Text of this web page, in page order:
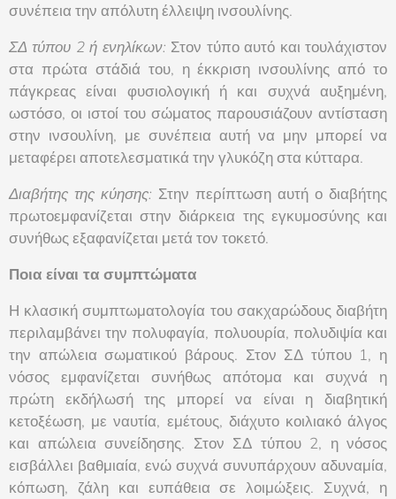
συνέπεια την απόλυτη έλλειψη ινσουλίνης.
ΣΔ τύπου 2 ή ενηλίκων: Στον τύπο αυτό και τουλάχιστον
στα πρώτα στάδιά του, η έκκριση ινσουλίνης από το
πάγκρεας είναι φυσιολογική ή και συχνά αυξημένη,
ωστόσο, οι ιστοί του σώματος παρουσιάζουν αντίσταση
στην ινσουλίνη, με συνέπεια αυτή να μην μπορεί να
μεταφέρει αποτελεσματικά την γλυκόζη στα κύτταρα.
Διαβήτης της κύησης: Στην περίπτωση αυτή ο διαβήτης
πρωτοεμφανίζεται στην διάρκεια της εγκυμοσύνης και
συνήθως εξαφανίζεται μετά τον τοκετό.
Ποια είναι τα συμπτώματα
Η κλασική συμπτωματολογία του σακχαρώδους διαβήτη
περιλαμβάνει την πολυφαγία, πολυουρία, πολυδιψία και
την απώλεια σωματικού βάρους. Στον ΣΔ τύπου 1, η
νόσος εμφανίζεται συνήθως απότομα και συχνά η
πρώτη εκδήλωσή της μπορεί να είναι η διαβητική
κετοξέωση, με ναυτία, εμέτους, διάχυτο κοιλιακό άλγος
και απώλεια συνείδησης. Στον ΣΔ τύπου 2, η νόσος
εισβάλλει βαθμιαία, ενώ συχνά συνυπάρχουν αδυναμία,
κόπωση, ζάλη και ευπάθεια σε λοιμώξεις. Συχνά, η